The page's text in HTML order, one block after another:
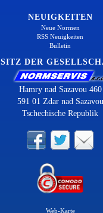
NEUIGKEITEN
Neue Normen
RSS Neuigkeiten
Bulletin
SITZ DER
Hamry nad Sazavou 460
591 01 Zdar nad Sazavou
Tschechische Republik
Web-Karte